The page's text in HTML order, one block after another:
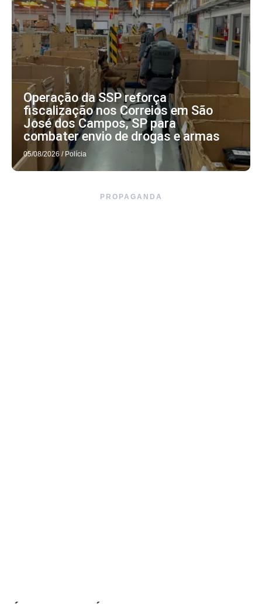
Operação da SSP reforça
fiscalização nos Correios em São
José dos Campos, SP para
combater envio de drogas e armas
05/08/2026 / Polícia
PROPAGANDA